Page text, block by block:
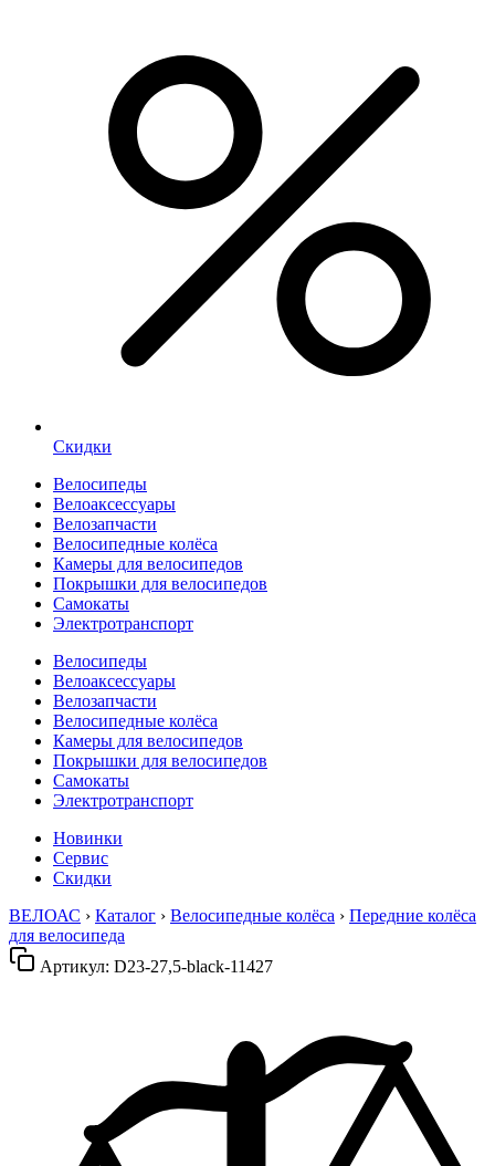
Скидки
Велосипеды
Велоаксессуары
Велозапчасти
Велосипедные колёса
Камеры для велосипедов
Покрышки для велосипедов
Самокаты
Электротранспорт
Велосипеды
Велоаксессуары
Велозапчасти
Велосипедные колёса
Камеры для велосипедов
Покрышки для велосипедов
Самокаты
Электротранспорт
Новинки
Сервис
Скидки
ВЕЛОАС › Каталог › Велосипедные колёса › Передние колёса
для велосипеда
Артикул: D23-27,5-black-11427